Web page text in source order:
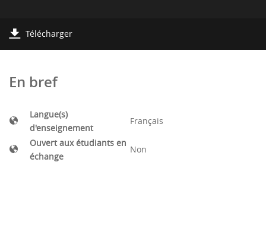
Télécharger
En bref
Langue(s)
d'enseignement
Français
Ouvert aux étudiants en
échange
Non